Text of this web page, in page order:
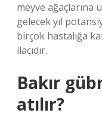
meyve ağaçlarına
gelecek yıl
birçok hastalığa
ilacıdır.
Bakır
atılır?